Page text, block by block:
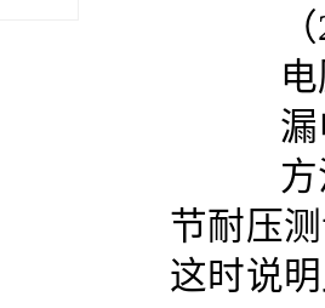
（2
电压
漏电
方法
节耐压
这时说